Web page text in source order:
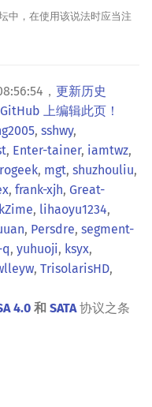
中，在使用该说法时应当注
， 更新历史
上编辑此页！
, sshwy,
, Enter-tainer, iamtwz,
, mgt, shuzhouliu,
, frank-xjh, Great-
kZime, lihaoyu1234,
, Persdre, segment-
, yuhuoji, ksyx,
, TrisolarisHD,
4.0 和 SATA协议之条